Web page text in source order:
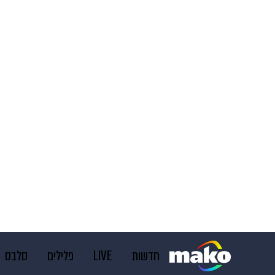
חדשות LIVE פלילים סלבס